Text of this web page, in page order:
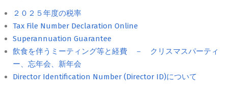
２０２５年度の税率
Tax File Number Declaration Online
Superannuation Guarantee
飲食を伴うミーティング等と経費 － クリスマスパーティ
ー、忘年会、新年会
Director Identification Number (Director ID)について